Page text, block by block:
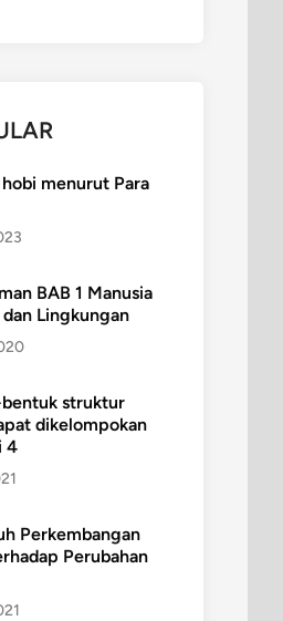
menurut Para
BAB 1 Manusia
Lingkungan
struktur
dikelompokan
4
Perkembangan
Perubahan